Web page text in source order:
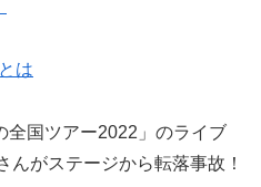
は
全国ツアー2022」のライブ
んがステージから転落事故！